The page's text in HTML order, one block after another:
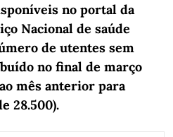
no portal da
Nacional de saúde
de utentes sem
no final de março
mês anterior para
28.500).